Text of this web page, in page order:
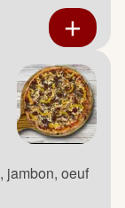
jambon, oeuf